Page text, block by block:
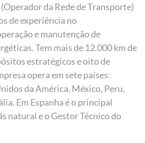
(Operador da Rede de Transporte)
de experiência no
e manutenção de
Tem mais de 12.000 km de
estratégicos e oito de
opera em sete países:
da América, México, Peru,
Em Espanha é o principal
natural e o Gestor Técnico do